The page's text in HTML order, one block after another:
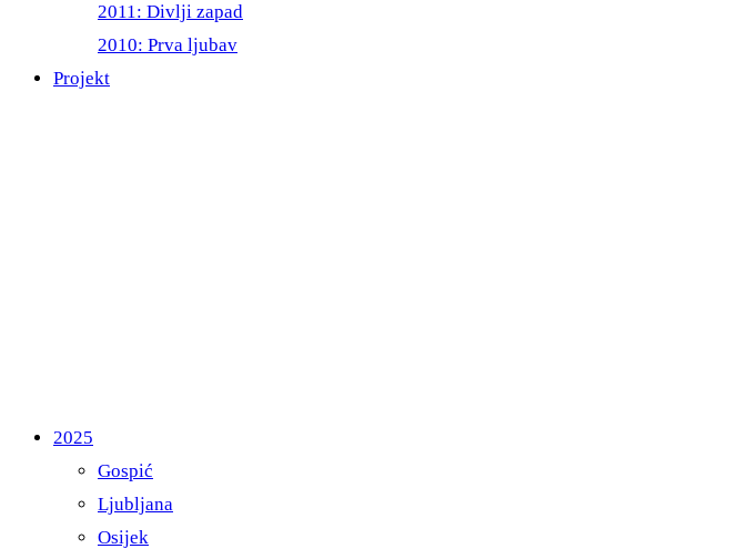
2011: Divlji zapad
2010: Prva ljubav
Projekt
2025
Gospić
Ljubljana
Osijek